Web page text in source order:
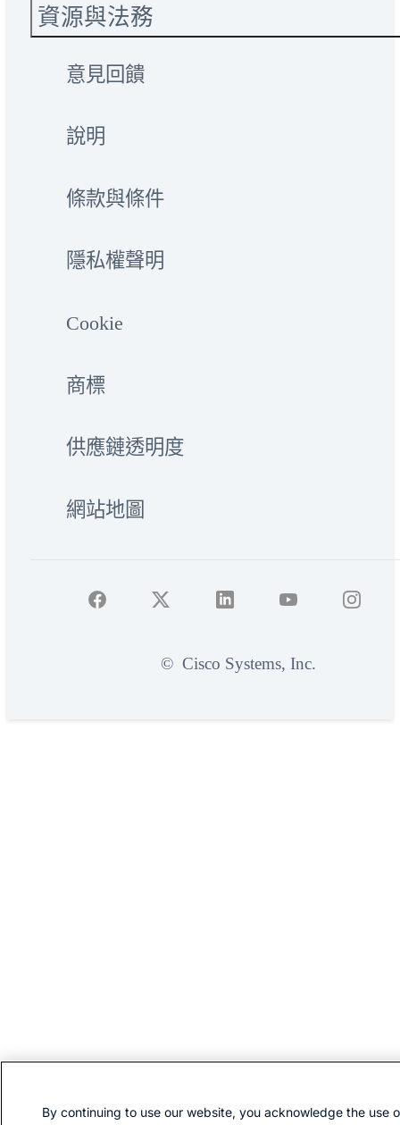
資源與法務
意見回饋
說明
條款與條件
隱私權聲明
Cookie
商標
供應鏈透明度
網站地圖
© Cisco Systems, Inc.
By continuing to use our website, you acknowledge the use